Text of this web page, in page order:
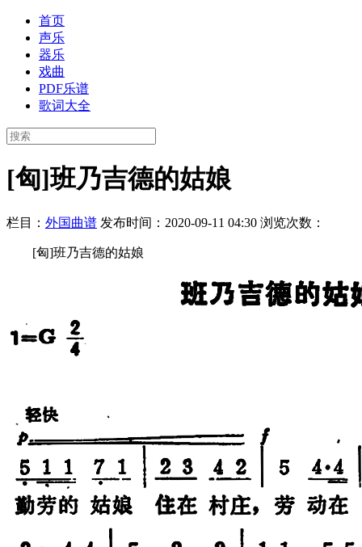
首页
声乐
器乐
戏曲
PDF乐谱
歌词大全
[匈]班乃吉德的姑娘
栏目： 外国曲谱 发布时间：2020-09-11 04:30 浏览次数：
[匈]班乃吉德的姑娘